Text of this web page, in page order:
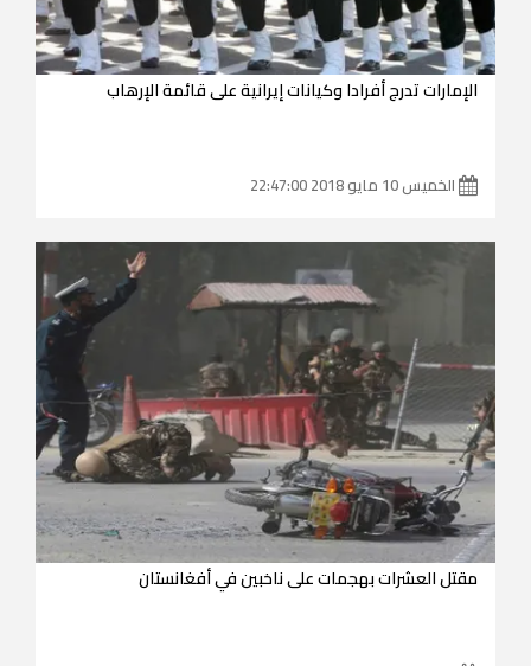
الإمارات تدرج أفرادا وكيانات إيرانية على قائمة الإرهاب
الخميس 10 مايو 2018 22:47:00
مقتل العشرات بهجمات على ناخبين في أفغانستان‎